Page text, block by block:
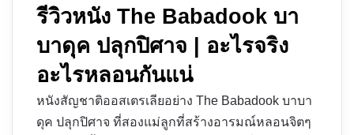
รีวิวหนัง The Babadook บา
บาดุค ปลุกปิศาจ | อะไรจริง
อะไรหลอนกันแน่
หนังสัญชาติออสเตรเลียอย่าง The Babadook บาบา
ดุค ปลุกปิศาจ ที่สองแม่ลูกที่สร้างอารมณ์หลอนจิตๆ